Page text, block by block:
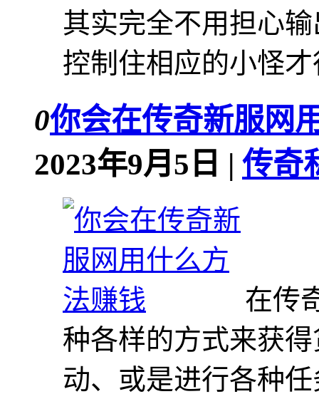
其实完全不用担心
控制住相应的小怪
0你会在传奇新服网
2023年9月5日 | 传奇
在传
种各样的方式来获
动、或是进行各种